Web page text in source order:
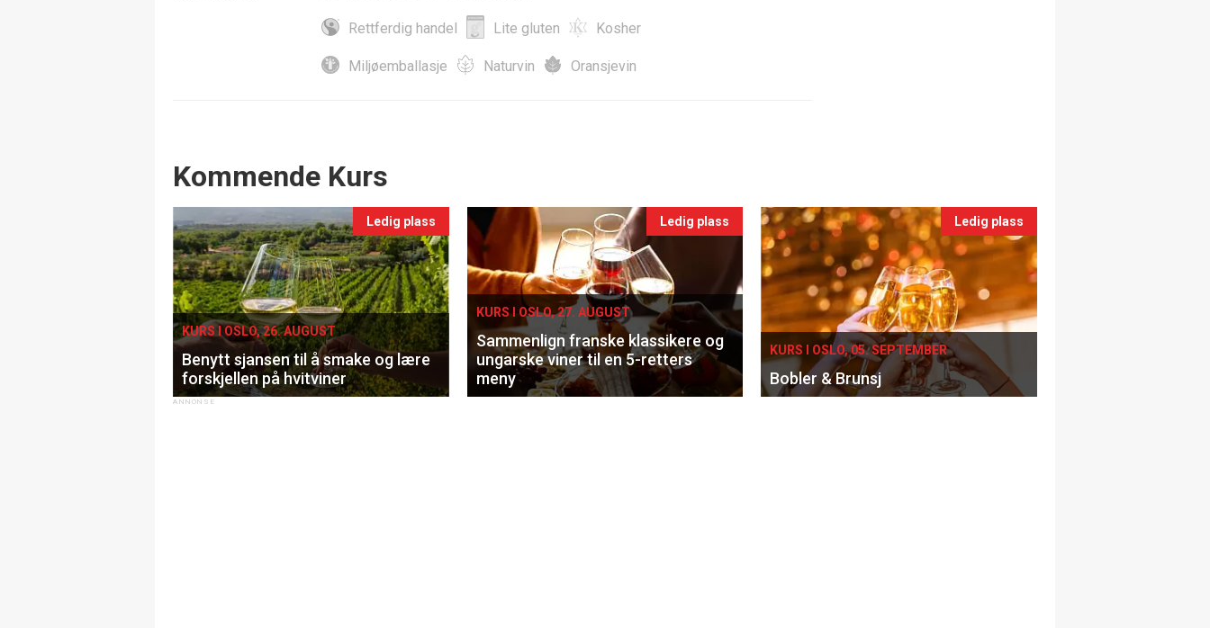
Rettferdig handel Lite gluten Kosher
Miljøemballasje Naturvin Oransjevin
Events
Kommende Kurs
Ledig plass
KURS I OSLO, 26. AUGUST
Benytt sjansen til å smake og lære
forskjellen på hvitviner
Ledig plass
KURS I OSLO, 27. AUGUST
Sammenlign franske klassikere og
ungarske viner til en 5-retters
meny
Ledig plass
KURS I OSLO, 05. SEPTEMBER
Bobler & Brunsj